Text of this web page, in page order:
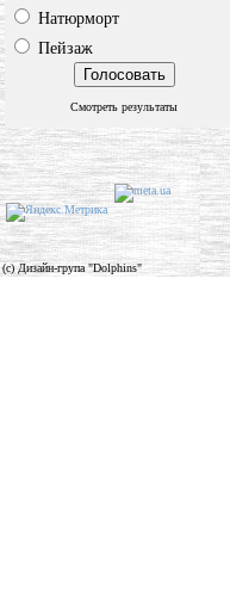
Натюрморт
Пейзаж
Смотреть результаты
(c) Дизайн-група "Dolphins"